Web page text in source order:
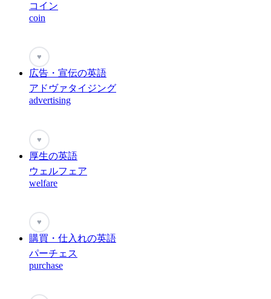
コイン
coin
♥
広告・宣伝の英語
アドヴァタイジング
advertising
♥
厚生の英語
ウェルフェア
welfare
♥
購買・仕入れの英語
パーチェス
purchase